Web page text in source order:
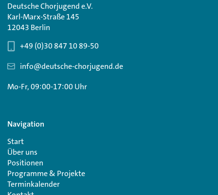
Deutsche Chorjugend e.V.
Karl-Marx-Straße 145
12043 Berlin
+49 (0)30 847 10 89-50
info@deutsche-chorjugend.de
Mo-Fr, 09:00-17:00 Uhr
Navigation
Start
Über uns
Positionen
Programme & Projekte
Terminkalender